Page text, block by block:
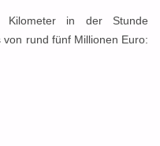
Kilometer in der Stunde
von rund fünf Millionen Euro: